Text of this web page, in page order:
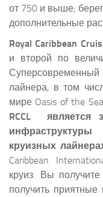
от 750 и выше;
дополнительные
Royal Caribbean
и второй по
лайнера, в том
мире Oasis of the
RCCL является
круизных
Caribbean
круиз. Вы
получить